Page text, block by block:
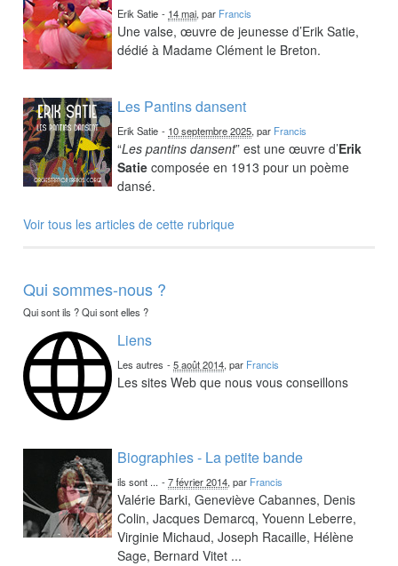
Erik Satie - 14 mai, par Francis
Une valse, œuvre de jeunesse d’Erik Satie,
dédié à Madame Clément le Breton.
Les Pantins dansent
Erik Satie - 10 septembre 2025, par Francis
“Les pantins dansent” est une œuvre d’Erik
Satie composée en 1913 pour un poème
dansé.
Voir tous les articles de cette rubrique
Qui sommes-nous ?
Qui sont ils ? Qui sont elles ?
Liens
Les autres -5 août 2014, par Francis
Les sites Web que nous vous conseillons
Biographies - La petite bande
ils sont ... -7 février 2014, par Francis
Valérie Barki, Geneviève Cabannes, Denis
Colin, Jacques Demarcq, Youenn Leberre,
Virginie Michaud, Joseph Racaille, Hélène
Sage, Bernard Vitet ...